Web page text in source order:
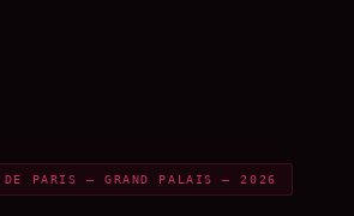
PARIS — GRAND PALAIS — 2026